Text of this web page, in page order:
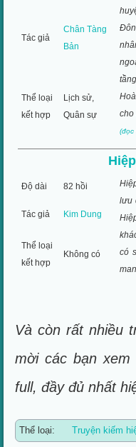
cho
(đọc
Tác giả
Chân Tàng
Bản
Thể loại
kết hợp
Lịch sử,
Quân sự
Độ dài 82 hồi
lưu
có
Tác giả Kim Dung
Thể loại
kết hợp
Không có
Và còn rất nhiều
mời các bạn xem
full, đầy đủ nhất
Thể loại: Truyện kiếm